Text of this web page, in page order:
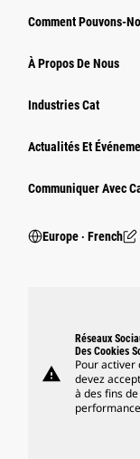
Comment Pouvons-
À Propos De Nous
Industries Cat
Actualités Et
Communiquer Avec
Europe ‧ French
warning
Réseaux
Des Cookies
Pour activer
devez
à des fins